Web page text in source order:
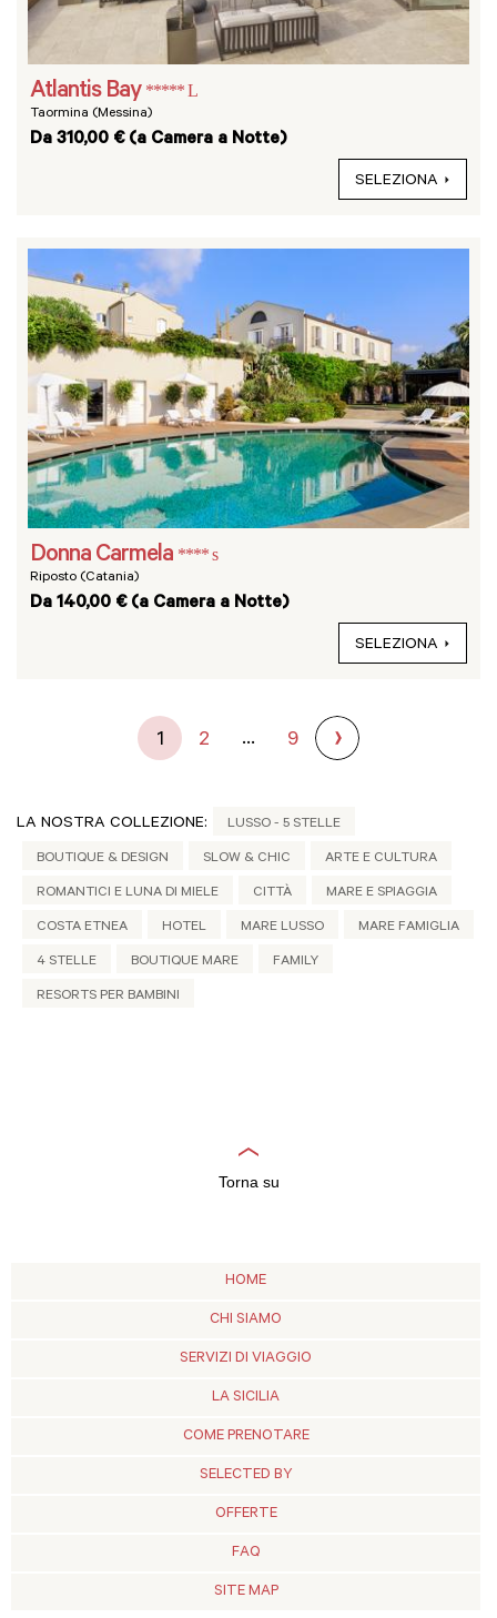
Atlantis Bay ***** L
Taormina (Messina)
Da 310,00 € (a Camera a Notte)
SELEZIONA
Donna Carmela **** s
Riposto (Catania)
Da 140,00 € (a Camera a Notte)
SELEZIONA
1 2 ... 9
LA NOSTRA COLLEZIONE: LUSSO - 5 STELLE
BOUTIQUE & DESIGN SLOW & CHIC ARTE E CULTURA
ROMANTICI E LUNA DI MIELE CITTÀ MARE E SPIAGGIA
COSTA ETNEA HOTEL MARE LUSSO MARE FAMIGLIA
4 STELLE BOUTIQUE MARE FAMILY
RESORTS PER BAMBINI
Torna su
HOME
CHI SIAMO
SERVIZI DI VIAGGIO
LA SICILIA
COME PRENOTARE
SELECTED BY
OFFERTE
FAQ
SITE MAP